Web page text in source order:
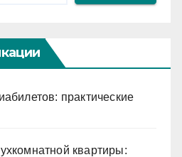
практические
квартиры: